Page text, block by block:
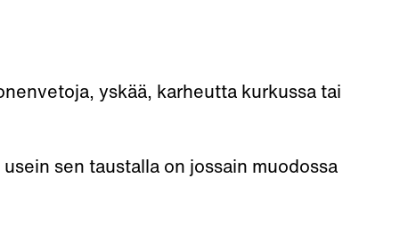
yskää, karheutta kurkussa tai
sen taustalla on jossain muodossa